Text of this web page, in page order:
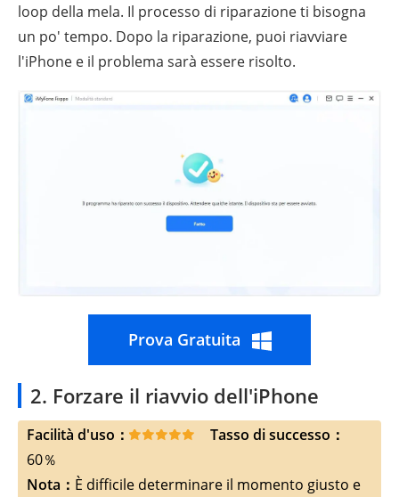
loop della mela. Il processo di riparazione ti bisogna
un po' tempo. Dopo la riparazione, puoi riavviare
l'iPhone e il problema sarà essere risolto.
Prova Gratuita
2. Forzare il riavvio dell'iPhone
Facilità d'uso：
Tasso di successo：
60％
Nota： È difficile determinare il momento giusto e